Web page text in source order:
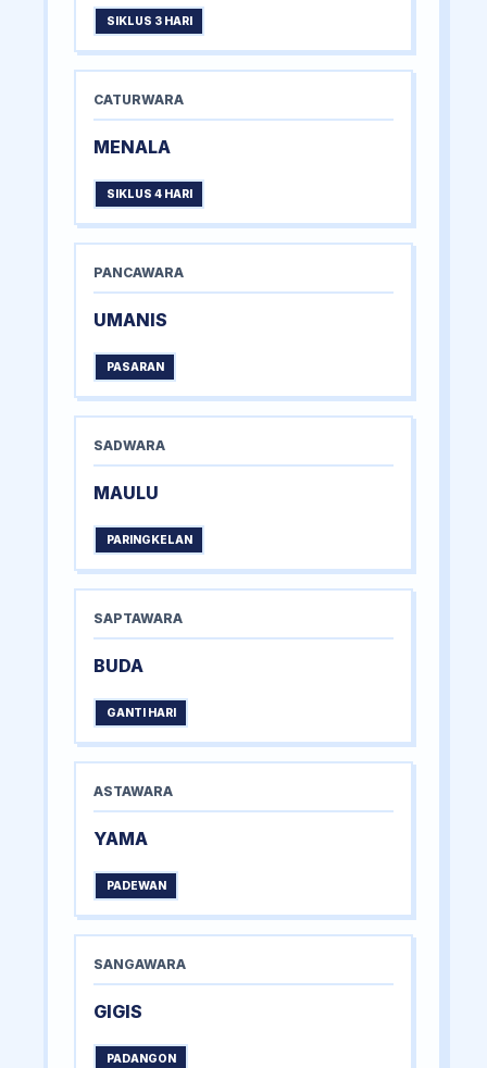
SIKLUS 3 HARI
CATURWARA
MENALA
SIKLUS 4 HARI
PANCAWARA
UMANIS
PASARAN
SADWARA
MAULU
PARINGKELAN
SAPTAWARA
BUDA
GANTI HARI
ASTAWARA
YAMA
PADEWAN
SANGAWARA
GIGIS
PADANGON